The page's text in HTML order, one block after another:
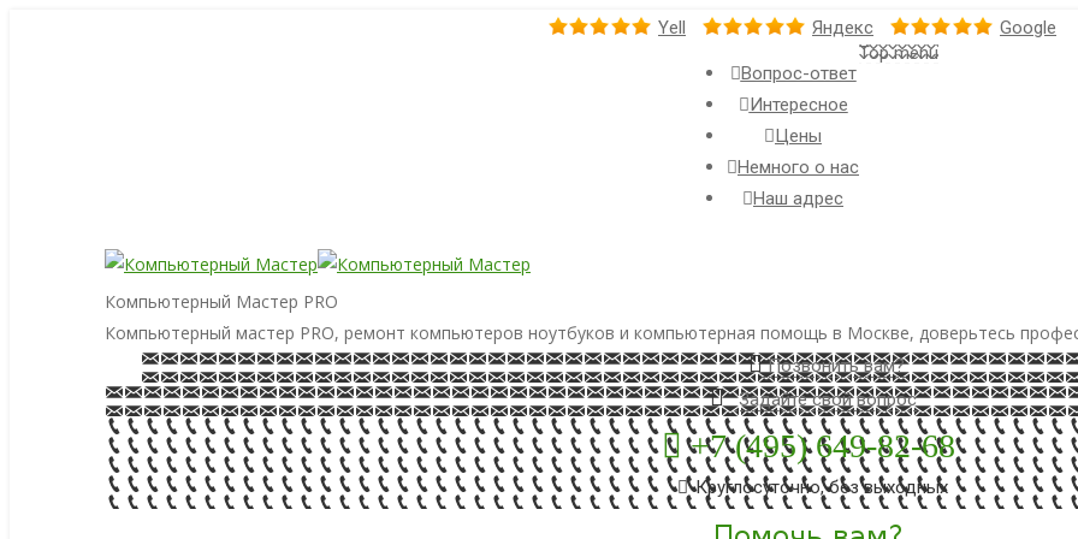
Yell Яндекс Google
Вопрос-ответ
Интересное
Цены
Немного о нас
Наш адрес
Top menu
Компьютерный Мастер PRO
Компьютерный мастер PRO, ремонт компьютеров ноутбуков и компьютерная помощь в Москве, доверьтесь
Позвонить вам?
Задайте свой вопрос
+7 (495) 649-82-68
Круглосуточно, без выходных